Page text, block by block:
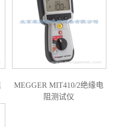
MEGGER MIT410/2绝缘电
阻测试仪